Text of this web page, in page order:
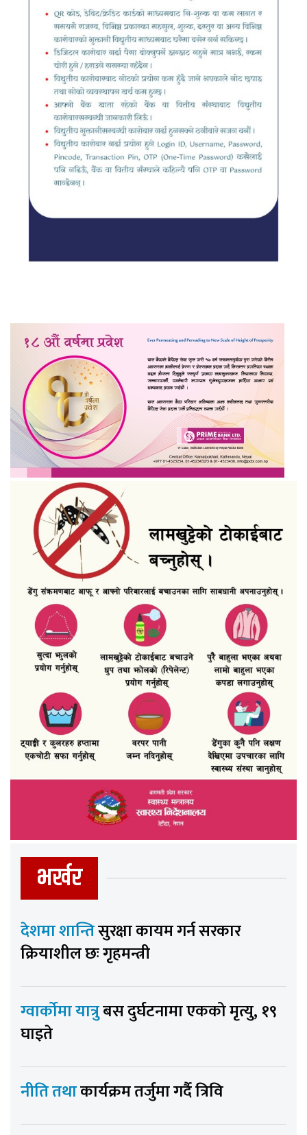
भर्खर
देशमा शान्तिसुरक्षा कायम गर्न सरकार
क्रियाशील छः गृहमन्त्री
ग्वार्कोमा यात्रुबस दुर्घटनामा एकको मृत्यु, १९
घाइते
नीति तथाकार्यक्रम तर्जुमा गर्दै त्रिवि